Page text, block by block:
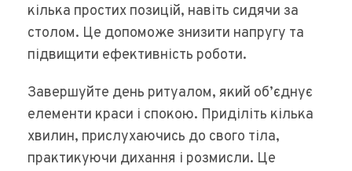
кілька простих позицій, навіть сидячи за
столом. Це допоможе знизити напругу та
підвищити ефективність роботи.
Завершуйте день ритуалом, який об’єднує
елементи краси і спокою. Приділіть кілька
хвилин, прислухаючись до свого тіла,
практикуючи дихання і розмисли. Це